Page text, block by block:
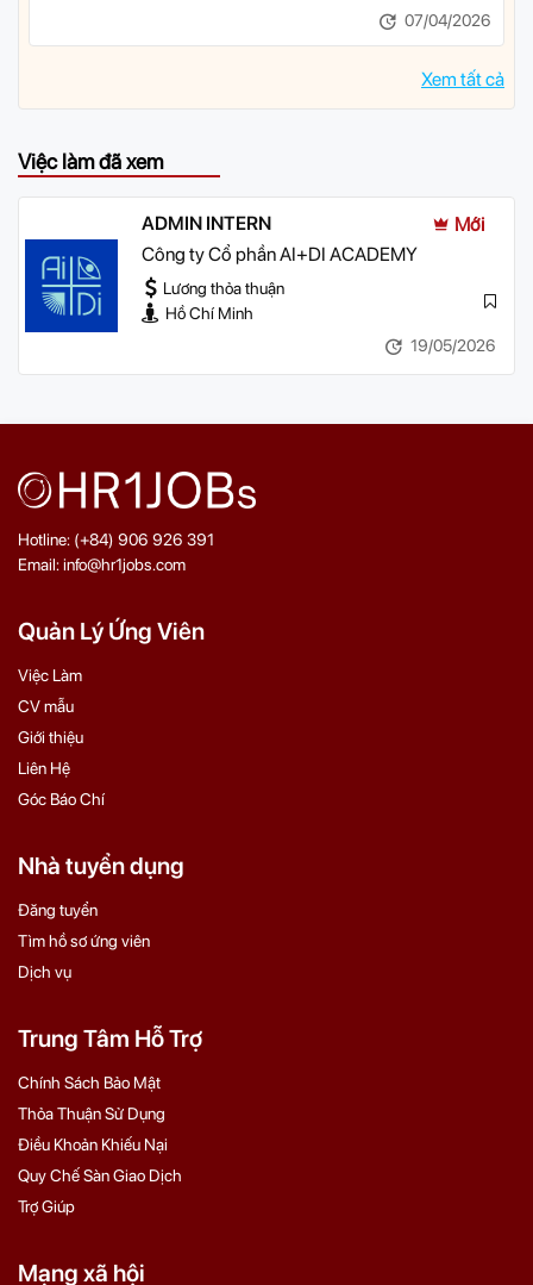
07/04/2026
Xem tất cả
Việc làm đã xem
ADMIN INTERN
Mới
Công ty Cổ phần AI+DI ACADEMY
Lương thỏa thuận
Hồ Chí Minh
19/05/2026
Hotline: (+84) 906 926 391
Email: info@hr1jobs.com
Quản Lý Ứng Viên
Việc Làm
CV mẫu
Giới thiệu
Liên Hệ
Góc Báo Chí
Nhà tuyển dụng
Đăng tuyển
Tìm hồ sơ ứng viên
Dịch vụ
Trung Tâm Hỗ Trợ
Chính Sách Bảo Mật
Thỏa Thuận Sử Dụng
Điều Khoản Khiếu Nại
Quy Chế Sàn Giao Dịch
Trợ Giúp
Mạng xã hội